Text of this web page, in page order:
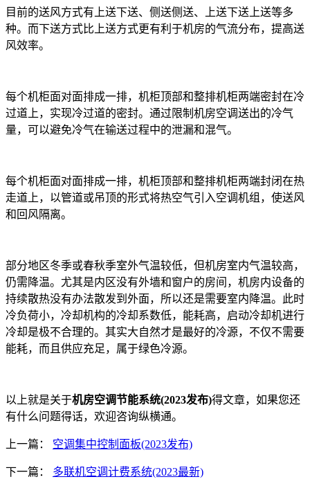
目前的送风方式有上送下送、侧送侧送、上送下送上送等多
种。而下送方式比上送方式更有利于机房的气流分布，提高送
风效率。
每个机柜面对面排成一排，机柜顶部和整排机柜两端密封在冷
过道上，实现冷过道的密封。通过限制机房空调送出的冷气
量，可以避免冷气在输送过程中的泄漏和混气。
每个机柜面对面排成一排，机柜顶部和整排机柜两端封闭在热
走道上，以管道或吊顶的形式将热空气引入空调机组，使送风
和回风隔离。
部分地区冬季或春秋季室外气温较低，但机房室内气温较高，
仍需降温。尤其是内区没有外墙和窗户的房间，机房内设备的
持续散热没有办法散发到外面，所以还是需要室内降温。此时
冷负荷小，冷却机构的冷却系数低，能耗高，启动冷却机进行
冷却是极不合理的。其实大自然才是最好的冷源，不仅不需要
能耗，而且供应充足，属于绿色冷源。
以上就是关于机房空调节能系统(2023发布)得文章，如果您还
有什么问题得话，欢迎咨询纵横通。
上一篇： 空调集中控制面板(2023发布)
下一篇： 多联机空调计费系统(2023最新)